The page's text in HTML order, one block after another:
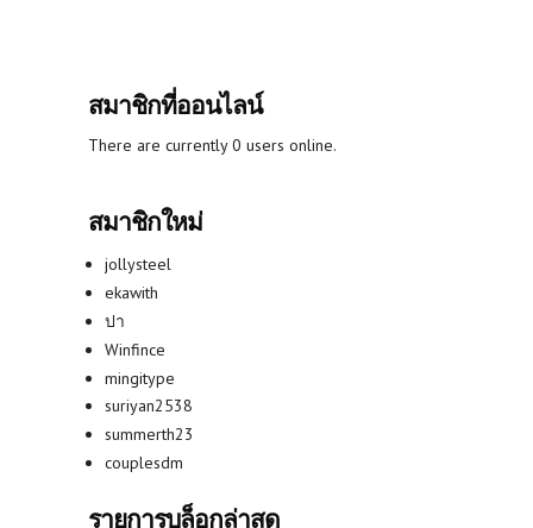
สมาชิกที่ออนไลน์
There are currently 0 users online.
สมาชิกใหม่
jollysteel
ekawith
ปา
Winfince
mingitype
suriyan2538
summerth23
couplesdm
รายการบล็อกล่าสุด